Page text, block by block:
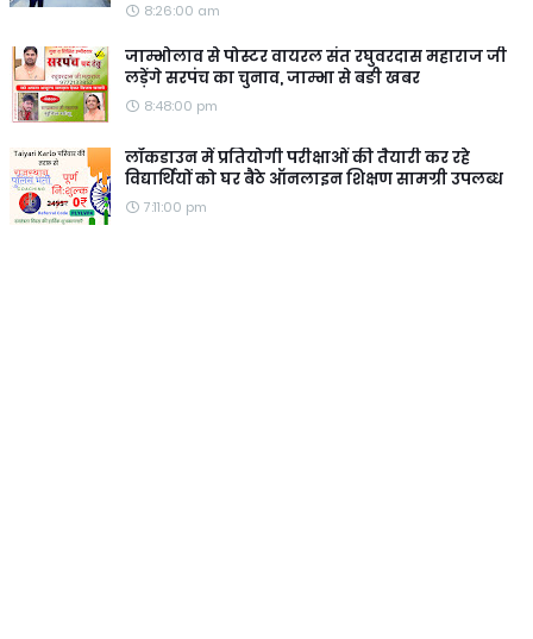
8:26:00 am
जाम्भोलाव से पोस्टर वायरल संत रघुवरदास महाराज जी
लड़ेंगे सरपंच का चुनाव, जाम्भा से बङी खबर
8:48:00 pm
लॉकडाउन में प्रतियोगी परीक्षाओं की तैयारी कर रहे
विद्यार्थियों को घर बैठे ऑनलाइन शिक्षण सामग्री उपलब्ध
7:11:00 pm